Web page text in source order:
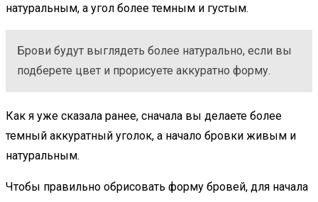
натуральным, а угол более темным и густым.
Брови будут выглядеть более натурально, если вы
подберете цвет и прорисуете аккуратно форму.
Как я уже сказала ранее, сначала вы делаете более
темный аккуратный уголок, а начало бровки живым и
натуральным.
Чтобы правильно обрисовать форму бровей, для начала